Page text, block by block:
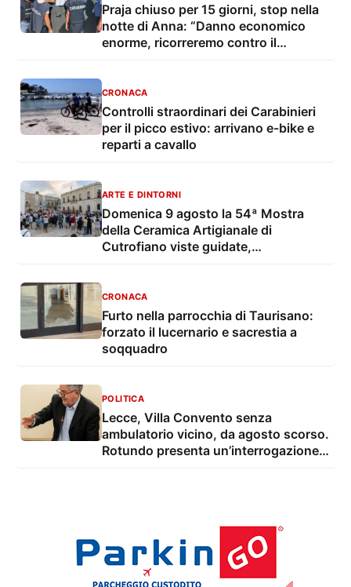
Praja chiuso per 15 giorni, stop nella
notte di Anna: “Danno economico
enorme, ricorreremo contro il
CRONACA
Controlli straordinari dei Carabinieri
per il picco estivo: arrivano e-bike e
reparti a cavallo
ARTE E DINTORNI
Domenica 9 agosto la 54ª Mostra
della Ceramica Artigianale di
Cutrofiano viste guidate,
CRONACA
Furto nella parrocchia di Taurisano:
forzato il lucernario e sacrestia a
soqquadro
POLITICA
Lecce, Villa Convento senza
ambulatorio vicino, da agosto scorso.
Rotundo presenta un’interrogazione e